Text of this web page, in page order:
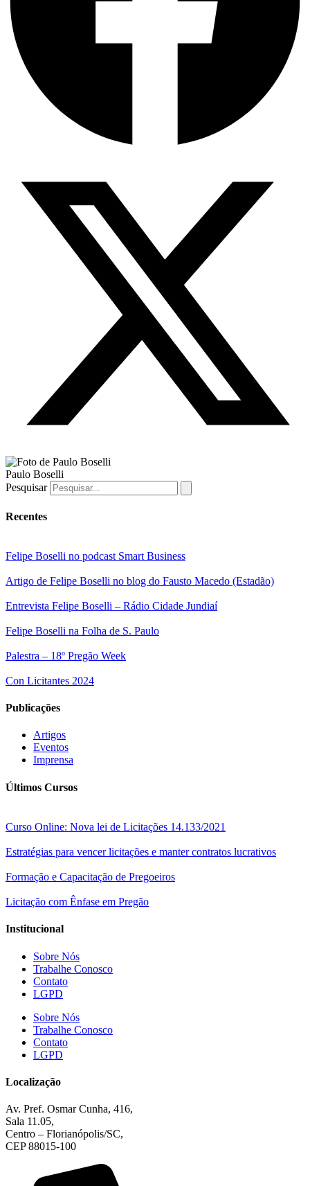
Paulo Boselli
Pesquisar
Recentes
Felipe Boselli no podcast Smart Business
Artigo de Felipe Boselli no blog do Fausto Macedo (Estadão)
Entrevista Felipe Boselli – Rádio Cidade Jundiaí
Felipe Boselli na Folha de S. Paulo
Palestra – 18º Pregão Week
Con Licitantes 2024
Publicações
Artigos
Eventos
Imprensa
Últimos Cursos
Curso Online: Nova lei de Licitações 14.133/2021
Estratégias para vencer licitações e manter contratos lucrativos
Formação e Capacitação de Pregoeiros
Licitação com Ênfase em Pregão
Institucional
Sobre Nós
Trabalhe Conosco
Contato
LGPD
Sobre Nós
Trabalhe Conosco
Contato
LGPD
Localização
Av. Pref. Osmar Cunha, 416,
Sala 11.05,
Centro – Florianópolis/SC,
CEP 88015-100